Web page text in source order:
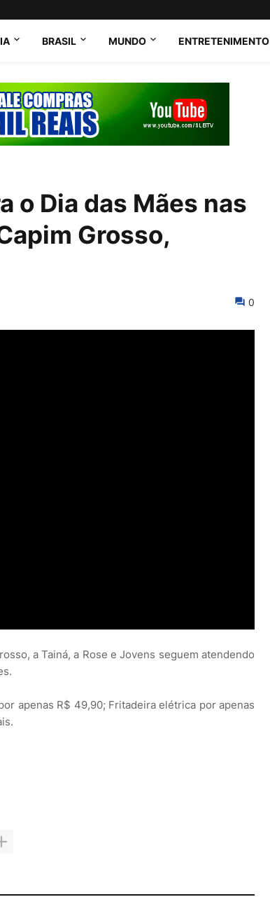
BRASIL MUNDO ENTRETENIMENTO
o Dia das Mães nas
Grosso,
0
a Tainá, a Rose e Jovens seguem atendendo
apenas R$ 49,90; Fritadeira elétrica por apenas